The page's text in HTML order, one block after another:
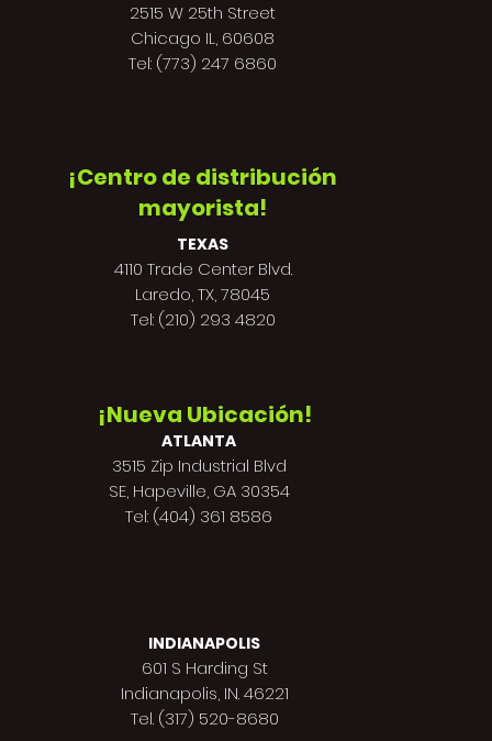
2515 W 25th Street
Chicago IL, 60608
Tel: (773) 247 6860
¡Centro de distribución
mayorista!
TEXAS
4110 Trade Center Blvd.
Laredo, TX, 78045
Tel: (210) 293 4820
¡Nueva Ubicación!
ATLANTA
3515 Zip Industrial Blvd
SE, Hapeville, GA 30354
Tel: (404) 361 8586
INDIANAPOLIS
601 S Harding St
Indianapolis, IN. 46221
Tel. (317) 520-8680